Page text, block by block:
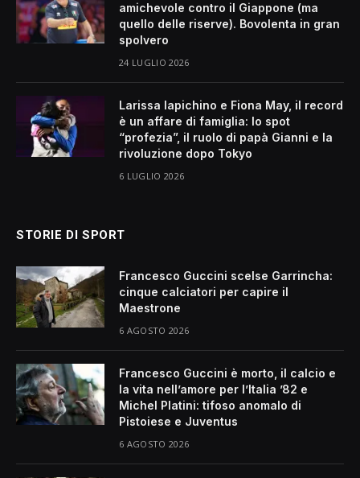
amichevole contro il Giappone (ma
quello delle riserve). Bovolenta in gran
spolvero
24 LUGLIO 2026
Larissa Iapichino e Fiona May, il record
è un affare di famiglia: lo spot
“profezia”, il ruolo di papà Gianni e la
rivoluzione dopo Tokyo
6 LUGLIO 2026
STORIE DI SPORT
Francesco Guccini scelse Garrincha:
cinque calciatori per capire il
Maestrone
6 AGOSTO 2026
Francesco Guccini è morto, il calcio e
la vita nell’amore per l’Italia ’82 e
Michel Platini: tifoso anomalo di
Pistoiese e Juventus
6 AGOSTO 2026